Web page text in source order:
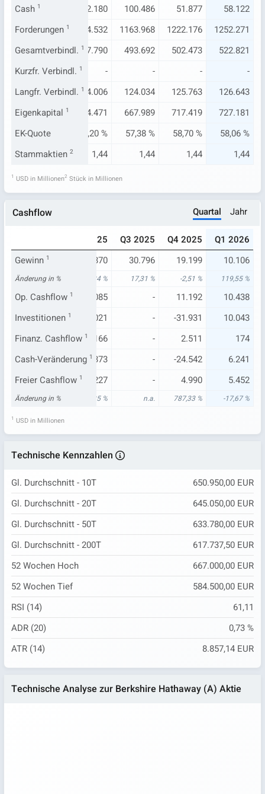
Cash 1
47.729 42.180 100.486 51.877
58.122
Forderungen 1
1153.881 1164.532 1163.968 1222.176
1252.271
Gesamtverbindl. 1
502.226 507.790 493.692 502.473
522.821
Kurzfr. Verbindl. 1
- - - -
-
Langfr. Verbindl. 1
122.324 124.006 124.034 125.763
126.643
Eigenkapital 1
649.368 654.471 667.989 717.419
727.181
EK-Quote
56,27 % 56,20 % 57,38 % 58,70 %
58,06 %
Stammaktien 2
1,44 1,44 1,44 1,44 1,44
1 USD in Millionen2 Stück in Millionen
Cashflow Quartal Jahr
Q2 2025 Q3 2025 Q4 2025
Q1 2026
Gewinn 1
4.603 12.370 30.796 19.199 10.106
Änderung in %
-63,76 % -59,24 % 17,31 % -2,51 % 119,55 %
Op. Cashflow 1
10.903 10.085 - 11.192
10.438
Investitionen 1
-12.322 54.021 - -31.931
10.043
Finanz. Cashflow 1
53 -1.166 - 2.511
174
Cash-Veränderung 1
-5.521 58.373 - -24.542
6.241
Freier Cashflow 1
6.622 5.227 - 4.990 5.452
Änderung in %
7,27 % -42,35 % n.a. 787,33 % -17,67 %
1 USD in Millionen
Technische Kennzahlen
Gl. Durchschnitt - 10T
650.950,00 EUR
Gl. Durchschnitt - 20T
645.050,00 EUR
Gl. Durchschnitt - 50T
633.780,00 EUR
Gl. Durchschnitt - 200T
617.737,50 EUR
52 Wochen Hoch
667.000,00 EUR
52 Wochen Tief
584.500,00 EUR
RSI (14)
61,11
ADR (20)
0,73 %
ATR (14)
8.857,14 EUR
Technische Analyse zur Berkshire Hathaway (A) Aktie